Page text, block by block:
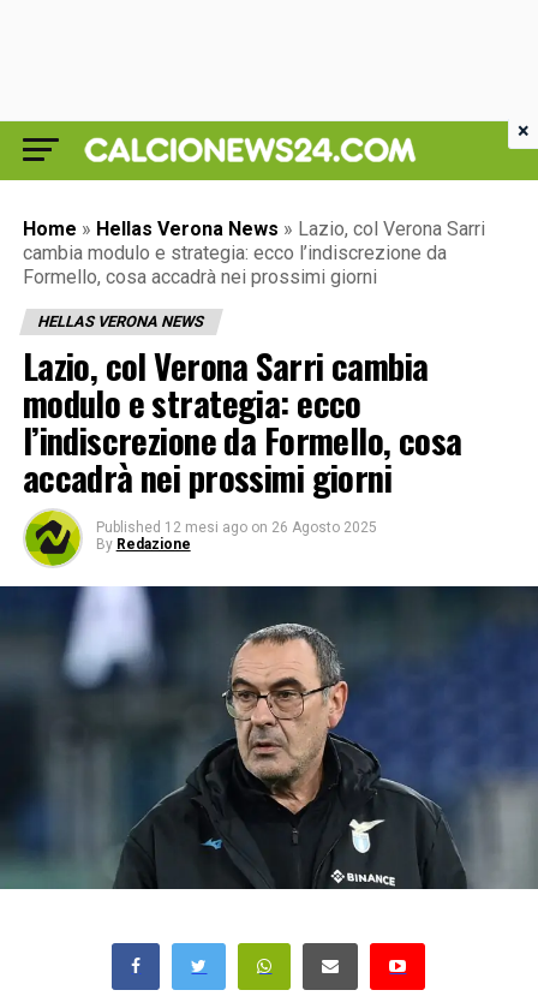
Home » Hellas Verona News » Lazio, col Verona Sarri
cambia modulo e strategia: ecco l’indiscrezione da
Formello, cosa accadrà nei prossimi giorni
HELLAS VERONA NEWS
Lazio, col Verona Sarri cambia
modulo e strategia: ecco
l’indiscrezione da Formello, cosa
accadrà nei prossimi giorni
Published 12 mesi ago on 26 Agosto 2025
By Redazione
×